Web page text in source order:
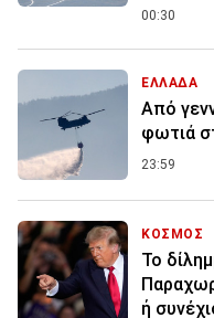
00:30
ΕΛΛΑΔΑ
Από
φωτιά
23:59
ΚΟΣΜΟΣ
Το
ή